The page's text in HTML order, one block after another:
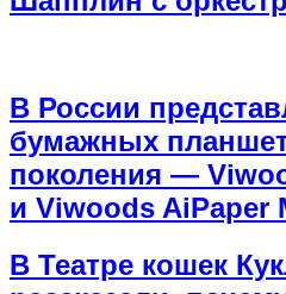
В России
бумажных
поколения —
и Viwoods AiPaper
В Театре кошек